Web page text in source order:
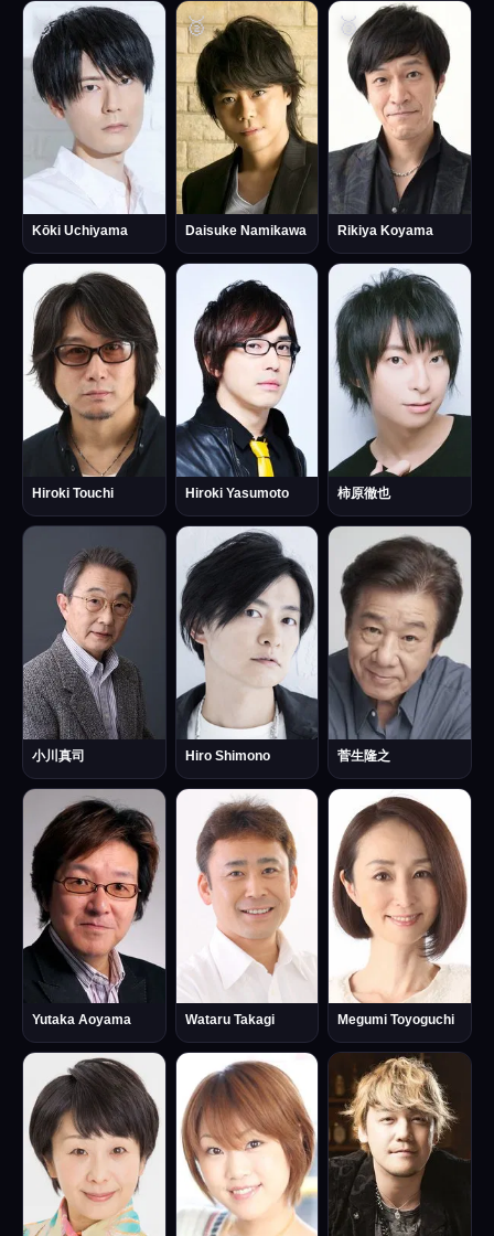
🥇
Kōki Uchiyama
🥈
Daisuke Namikawa
🥉
Rikiya Koyama
Hiroki Touchi Hiroki Yasumoto 柿原徹也
小川真司 Hiro Shimono 菅生隆之
Yutaka Aoyama Wataru Takagi Megumi Toyoguchi